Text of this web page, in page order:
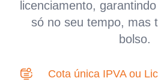
licenciamento,
só no seu tempo, mas
bolso.
Cota única IPVA ou